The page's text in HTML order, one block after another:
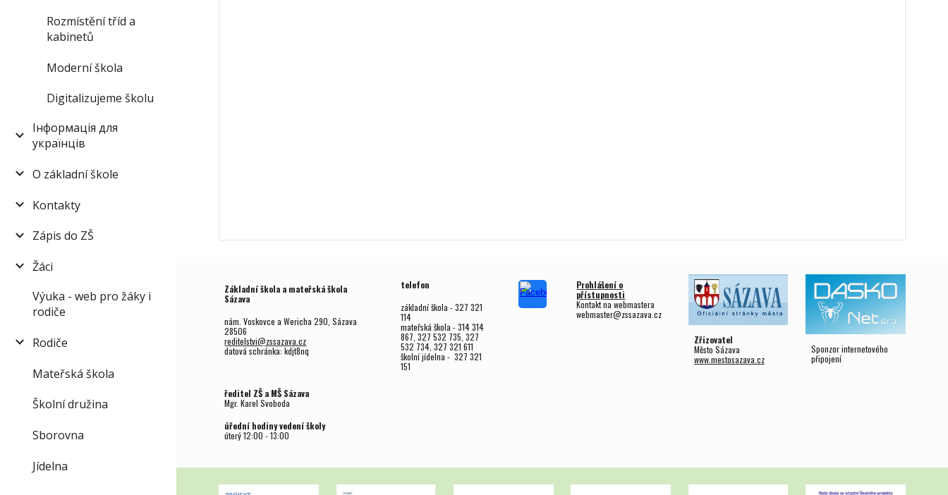
Rozmístění tříd a
kabinetů
Moderní škola
Digitalizujeme školu
Інформація для
українців
O základní škole
Kontakty
Zápis do ZŠ
Žáci
Výuka - web pro žáky i
rodiče
Rodiče
Mateřská škola
Školní družina
Sborovna
Jídelna
Základní škola a mateřská škola
Sázava
nám. Voskovce a Wericha 290, Sázava
28506
reditelstvi@zssazava.cz
datová schránka: kdjt8nq
ředitel ZŠ a MŠ Sázava
Mgr.Karel Svoboda
úřední hodiny vedení školy
úterý12:00 - 13:00
telefon
základní škola - 327 321
114
mateřská škola - 314 314
867, 327 532 735, 327
532 734, 327 321 611
školní jídelna - 327 321
151
Prohlášení o
přístupnosti
Kontakt na webmastera
webmaster@zssazava.cz
Zřizovatel
Město Sázava
www.mestosazava.cz
Sponzor internetového
připojení